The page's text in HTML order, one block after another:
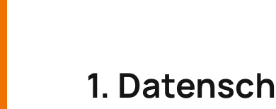
1.